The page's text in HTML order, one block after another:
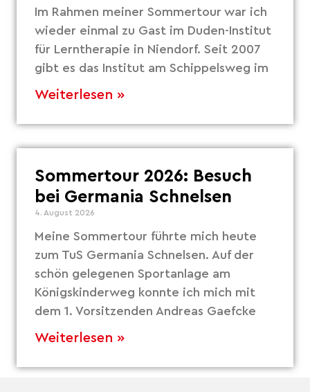
Im Rahmen meiner Sommertour war ich
wieder einmal zu Gast im Duden-Institut
für Lerntherapie in Niendorf. Seit 2007
gibt es das Institut am Schippelsweg im
Weiterlesen »
Sommertour 2026: Besuch
bei Germania Schnelsen
4. August 2026
Meine Sommertour führte mich heute
zum TuS Germania Schnelsen. Auf der
schön gelegenen Sportanlage am
Königskinderweg konnte ich mich mit
dem 1. Vorsitzenden Andreas Gaefcke
Weiterlesen »